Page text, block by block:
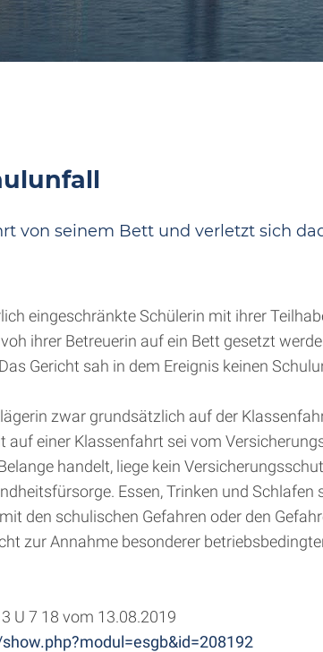
von seinem Bett und verletzt sich
eingeschränkte Schülerin mit ihrer
ihrer Betreuerin auf ein Bett gesetzt
Gericht sah in dem Ereignis keinen
zwar grundsätzlich auf der
einer Klassenfahrt sei vom
handelt, liege kein
Essen, Trinken und
den schulischen Gefahren oder den
zur Annahme besonderer
U 7 18 vom 13.08.2019